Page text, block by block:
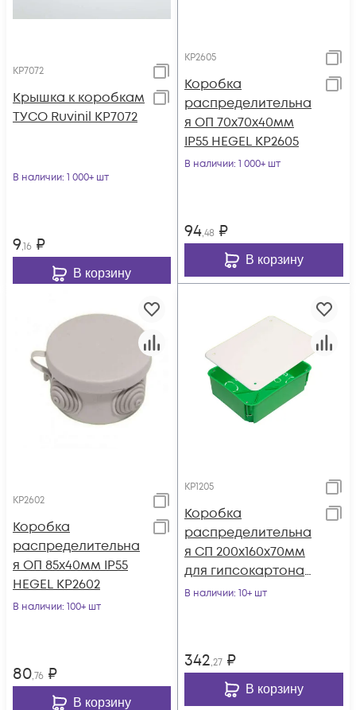
КР7072
Крышка к коробкам
ТУСО Ruvinil КР7072
В наличии: 1 000+ шт
9,16 ₽
В корзину
КР2605
Коробка
распределительна
я ОП 70х70х40мм
IP55 HEGEL КР2605
В наличии: 1 000+ шт
94,48 ₽
В корзину
КР2602
Коробка
распределительна
я ОП 85х40мм IP55
HEGEL КР2602
В наличии: 100+ шт
80,76 ₽
В корзину
КР1205
Коробка
распределительна
я СП 200х160х70мм
для гипсокартона
HEGEL КР1205
В наличии: 10+ шт
342,27 ₽
В корзину